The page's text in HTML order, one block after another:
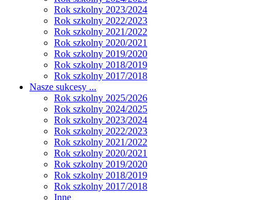
Rok szkolny 2023/2024
Rok szkolny 2022/2023
Rok szkolny 2021/2022
Rok szkolny 2020/2021
Rok szkolny 2019/2020
Rok szkolny 2018/2019
Rok szkolny 2017/2018
Nasze sukcesy ...
Rok szkolny 2025/2026
Rok szkolny 2024/2025
Rok szkolny 2023/2024
Rok szkolny 2022/2023
Rok szkolny 2021/2022
Rok szkolny 2020/2021
Rok szkolny 2019/2020
Rok szkolny 2018/2019
Rok szkolny 2017/2018
Inne